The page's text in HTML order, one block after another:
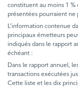
constituent au moins 1 %
présentées pourraient ne
L’information contenue
principaux émetteurs
indiqués dans le rapport
échéant :
Dans le rapport annuel,
transactions exécutées
Cette liste et les dix